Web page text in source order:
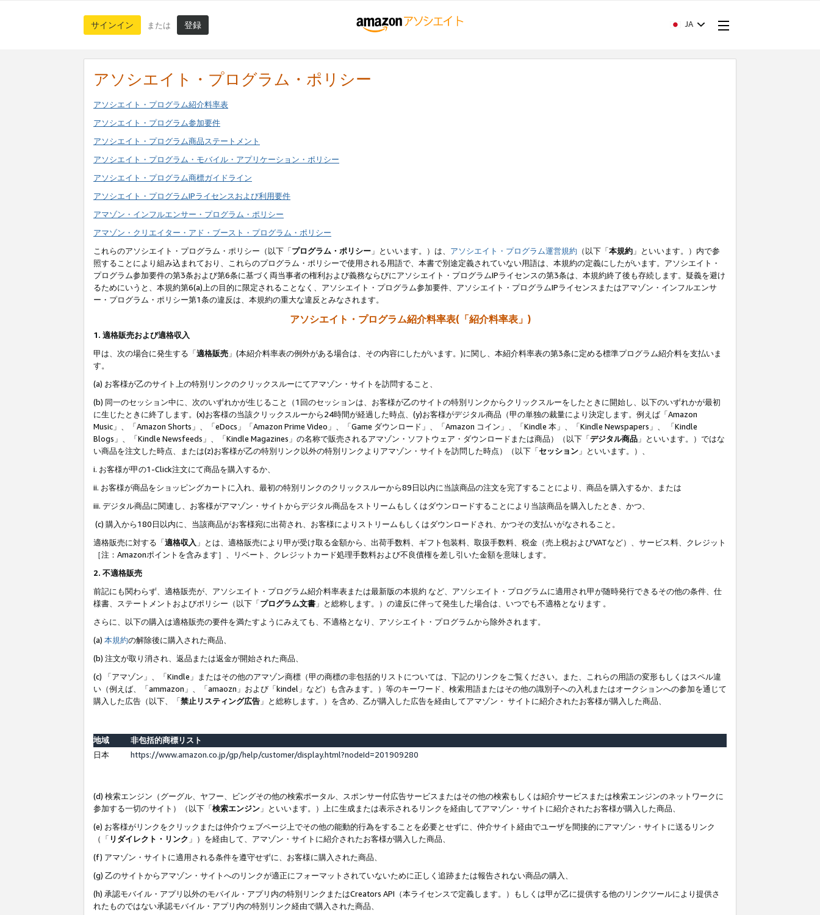
サインイン または 登録 JA
アソシエイト・プログラム・ポリシー
アソシエイト・プログラム紹介料率表
アソシエイト・プログラム参加要件
アソシエイト・プログラム商品ステートメント
アソシエイト・プログラム・モバイル・アプリケーション・ポリシー
アソシエイト・プログラム商標ガイドライン
アソシエイト・プログラムIPライセンスおよび利用要件
アマゾン・インフルエンサー・プログラム・ポリシー
アマゾン・クリエイター・アド・ブースト・プログラム・ポリシー
これらのアソシエイト・プログラム・ポリシー（以下「プログラム・ポリシー 」といいます。）は、 アソシエイト・プログラム運営規約 （以下「本規約 」といいます。）内で参
照することにより組み込まれており、これらのプログラム・ポリシーで使用される用語で、本書で別途定義されていない用語は、本規約の定義にしたがいます。アソシエイト・
プログラム参加要件の第3条および第6条に基づく両当事者の権利および義務ならびにアソシエイト・プログラムIPライセンスの第3条は、本規約終了後も存続します。疑義を避け
るためにいうと、本規約第6(a)上の目的に限定されることなく、アソシエイト・プログラム参加要件、アソシエイト・プログラムIPライセンスまたはアマゾン・インフルエンサ
ー・プログラム・ポリシー第1条の違反は、本規約の重大な違反とみなされます。
アソシエイト・プログラム紹介料率表(「紹介料率表」)
1. 適格販売および適格収入
甲は、次の場合に発生する「適格販売 」(本紹介料率表の例外がある場合は、その内容にしたがいます。)に関し、本紹介料率表の第3条に定める標準プログラム紹介料を支払いま
す。
(a) お客様が乙のサイト上の特別リンクのクリックスルーにてアマゾン・サイトを訪問すること、
(b) 同一のセッション中に、次のいずれかが生じること（1回のセッションは、お客様が乙のサイトの特別リンクからクリックスルーをしたときに開始し、以下のいずれかが最初
に生じたときに終了します。(x)お客様の当該クリックスルーから24時間が経過した時点、(y)お客様がデジタル商品（甲の単独の裁量により決定します。例えば「Amazon
Music」、「Amazon Shorts」、「eDocs」「Amazon Prime Video」、「Game ダウンロード」、「Amazon コイン」、「Kindle 本」、「Kindle Newspapers」、 「Kindle
Blogs」、「Kindle Newsfeeds」、「Kindle Magazines」の名称で販売されるアマゾン・ソフトウェア・ダウンロードまたは商品）（以下「デジタル商品 」といいます。）ではな
い商品を注文した時点、または(z)お客様が乙の特別リンク以外の特別リンクよりアマゾン・サイトを訪問した時点）（以下「セッション 」といいます。）、
i. お客様が甲の1-Click注文にて商品を購入するか、
ii. お客様が商品をショッピングカートに入れ、最初の特別リンクのクリックスルーから89日以内に当該商品の注文を完了することにより、商品を購入するか、または
iii. デジタル商品に関連し、お客様がアマゾン・サイトからデジタル商品をストリームもしくはダウンロードすることにより当該商品を購入したとき、かつ、
(c) 購入から180日以内に、当該商品がお客様宛に出荷され、お客様によりストリームもしくはダウンロードされ、かつその支払いがなされること。
適格販売に対する「適格収入 」とは、適格販売により甲が受け取る金額から、出荷手数料、ギフト包装料、取扱手数料、税金（売上税およびVATなど）、サービス料、クレジット
［注：Amazonポイントを含みます］、リベート、クレジットカード処理手数料および不良債権を差し引いた金額を意味します。
2. 不適格販売
前記にも関わらず、適格販売が、アソシエイト・プログラム紹介料率表または最新版の本規約 など、アソシエイト・プログラムに適用され甲が随時発行できるその他の条件、仕
様書、ステートメントおよびポリシー（以下「プログラム文書 」と総称します。）の違反に伴って発生した場合は、いつでも不適格となります 。
さらに、以下の購入は適格販売の要件を満たすようにみえても、不適格となり、アソシエイト・プログラムから除外されます。
(a) 本規約の解除後に購入された商品、
(b) 注文が取り消され、返品または返金が開始された商品、
(c) 「アマゾン」、「Kindle」またはその他のアマゾン商標（甲の商標の非包括的リストについては、下記のリンクをご覧ください。また、これらの用語の変形もしくはスペル違
い（例えば、「ammazon」、「amaozn」および「kindel」など）も含みます。）等のキーワード、検索用語またはその他の識別子への入札またはオークションへの参加を通じて
購入した広告（以下、「禁止リスティング広告 」と総称します。）を含め、乙が購入した広告を経由してアマゾン・ サイトに紹介されたお客様が購入した商品、
地域
非包括的商標リスト
日本
https://www.amazon.co.jp/gp/help/customer/display.html?nodeId=201909280
(d) 検索エンジン（グーグル、ヤフー、ビングその他の検索ポータル、スポンサー付広告サービスまたはその他の検索もしくは紹介サービスまたは検索エンジンのネットワークに
参加する一切のサイト）（以下「検索エンジン 」といいます。）上に生成または表示されるリンクを経由してアマゾン・サイトに紹介されたお客様が購入した商品、
(e) お客様がリンクをクリックまたは仲介ウェブページ上でその他の能動的行為をすることを必要とせずに、仲介サイト経由でユーザを間接的にアマゾン・サイトに送るリンク
（「 リダイレクト・リンク 」）を経由して、アマゾン・サイトに紹介されたお客様が購入した商品、
(f) アマゾン・サイトに適用される条件を遵守せずに、お客様に購入された商品、
(g) 乙のサイトからアマゾン・サイトへのリンクが適正にフォーマットされていないために正しく追跡または報告されない商品の購入、
(h) 承認モバイル・アプリ以外のモバイル・アプリ内の特別リンクまたはCreators API（本ライセンスで定義します。）もしくは甲が乙に提供する他のリンクツールにより提供さ
れたものではない承認モバイル・アプリ内の特別リンク経由で購入された商品、